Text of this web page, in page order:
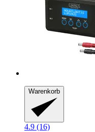
Warenkorb
4.9 (16)